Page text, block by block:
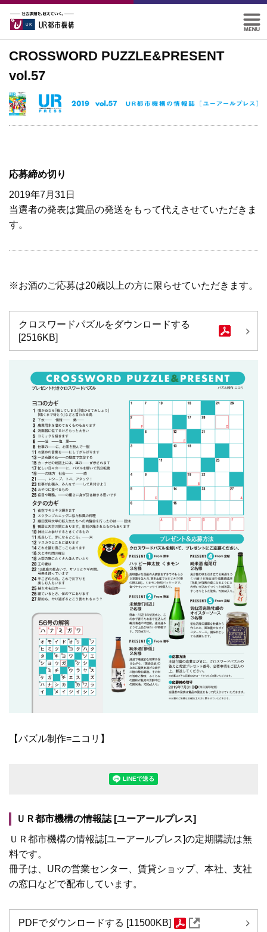
CROSSWORD PUZZLE&PRESENT
vol.57
応募締め切り
2019年7月31日
当選者の発表は賞品の発送をもって代えさせていただきま
す。
※お酒のご応募は20歳以上の方に限らせていただきます。
クロスワードパズルをダウンロードする
[2516KB]
【パズル制作=ニコリ】
LINEで送る(別ウィンドウで開きま
ＵＲ都市機構の情報誌 [ユーアールプレス]
ＵＲ都市機構の情報誌[ユーアールプレス]の定期購読は無
料です。
冊子は、URの営業センター、賃貸ショップ、本社、支社
の窓口などで配布しています。
PDFでダウンロードする [11500KB]